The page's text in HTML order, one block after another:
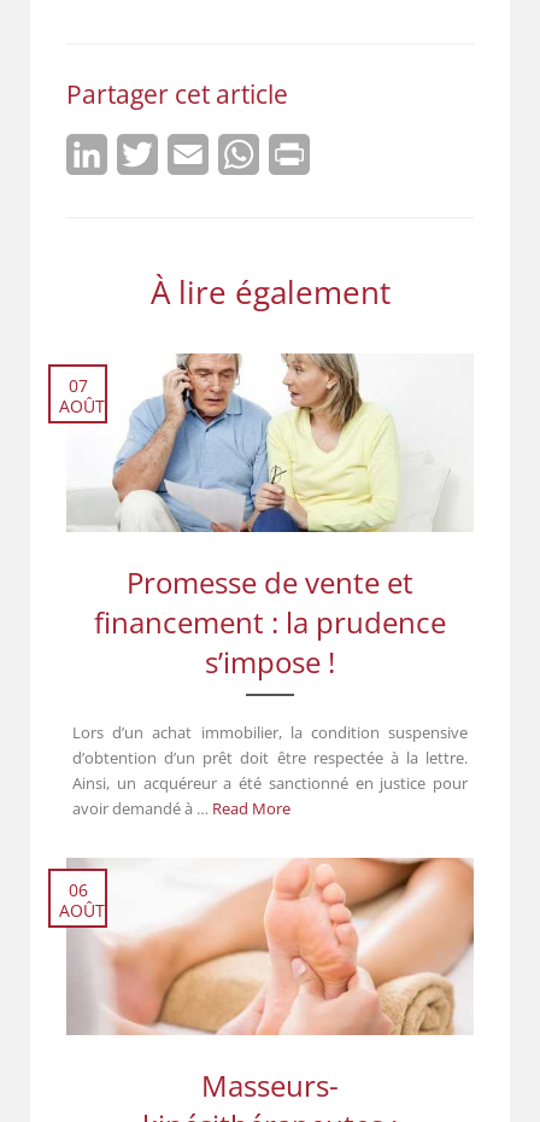
Partager cet article
LinkedInTwitter Email WhatsApp
À lire également
Promesse de vente et
financement : la prudence
s’impose !
07
AOÛT
Lors d’un achat immobilier, la condition suspensive
d’obtention d’un prêt doit être respectée à la lettre.
Ainsi, un acquéreur a été sanctionné en justice pour
avoir demandé à … Read More
Masseurs-
06
AOÛT